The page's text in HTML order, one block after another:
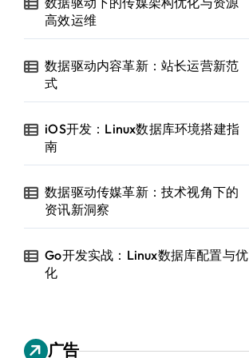
高效运维
数据驱动内容革新：站长运营新范
式
iOS开发：Linux数据库环境搭建指
南
数据驱动传媒革新：技术视角下的
资讯新洞察
Go开发实战：Linux数据库配置与优
化
广告